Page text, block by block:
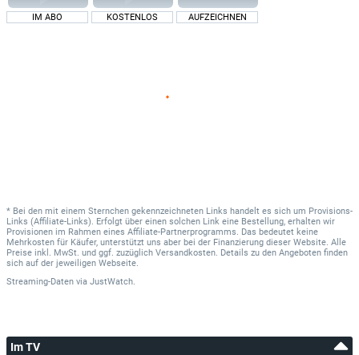
IM ABO KOSTENLOS AUFZEICHNEN
* Bei den mit einem Sternchen gekennzeichneten Links handelt es sich um Provisions-
Links (Affiliate-Links). Erfolgt über einen solchen Link eine Bestellung, erhalten wir
Provisionen im Rahmen eines Affiliate-Partnerprogramms. Das bedeutet keine
Mehrkosten für Käufer, unterstützt uns aber bei der Finanzierung dieser Website. Alle
Preise inkl. MwSt. und ggf. zuzüglich Versandkosten. Details zu den Angeboten finden
sich auf der jeweiligen Webseite.
Streaming-Daten via JustWatch.
Im TV